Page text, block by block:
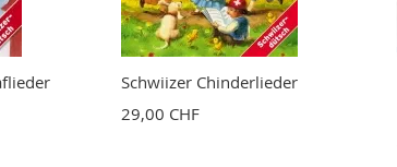
Schwiizer Chinderlieder
29,00 CHF